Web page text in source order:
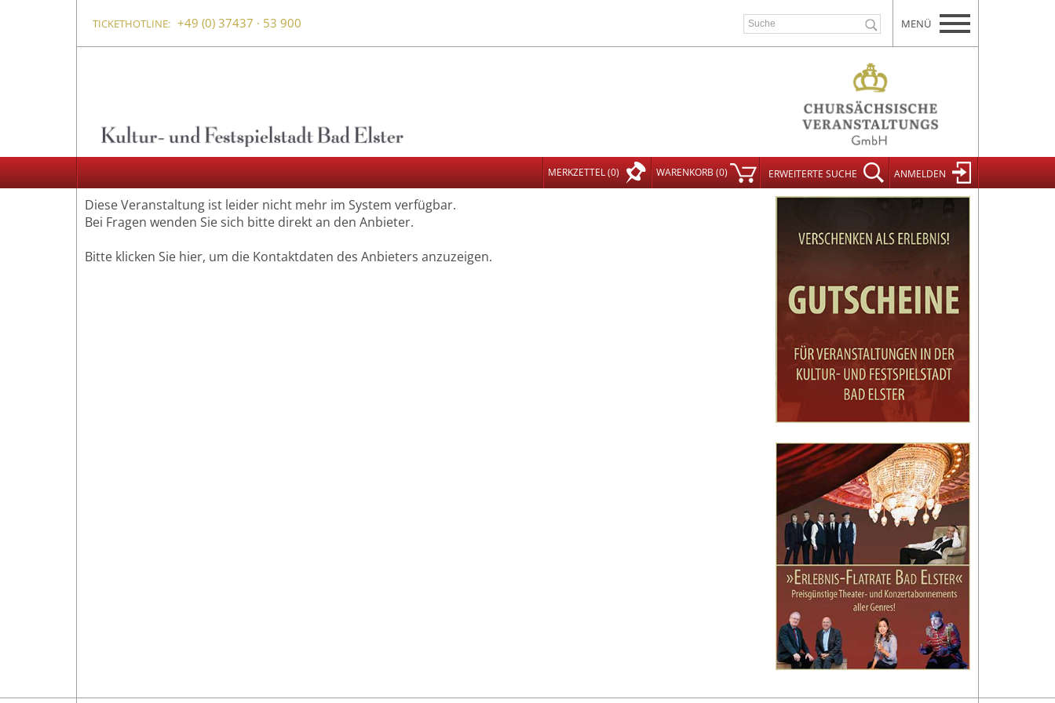
TICKETHOTLINE: +49 (0) 37437 · 53 900 MENÜ
MERKZETTEL(0) WARENKORB (0) ERWEITERTE SUCHE ANMELDEN
Diese Veranstaltung ist leider nicht mehr im System verfügbar.
Bei Fragen wenden Sie sich bitte direkt an den Anbieter.
Bitte klicken Sie hier, um die Kontaktdaten des Anbieters anzuzeigen.